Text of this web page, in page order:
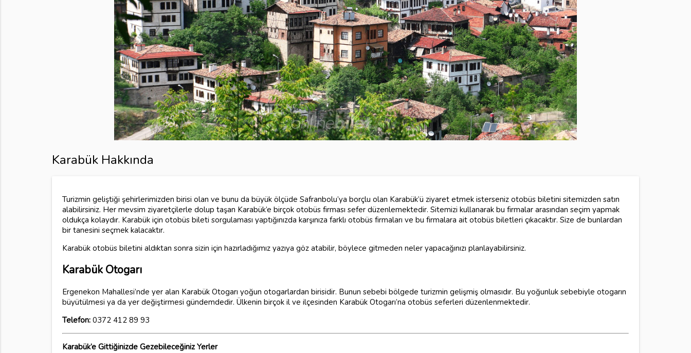
Karabük Hakkında
Turizmin geliştiği şehirlerimizden birisi olan ve bunu da büyük ölçüde Safranbolu’ya borçlu olan Karabük’ü ziyaret etmek isterseniz otobüs biletini sitemizden satın
alabilirsiniz. Her mevsim ziyaretçilerle dolup taşan Karabük’e birçok otobüs firması sefer düzenlemektedir. Sitemizi kullanarak bu firmalar arasından seçim yapmak
oldukça kolaydır. Karabük için otobüs bileti sorgulaması yaptığınızda karşınıza farklı otobüs firmaları ve bu firmalara ait otobüs biletleri çıkacaktır. Size de bunlardan
bir tanesini seçmek kalacaktır.
Karabük otobüs biletini aldıktan sonra sizin için hazırladığımız yazıya göz atabilir, böylece gitmeden neler yapacağınızı planlayabilirsiniz.
Karabük Otogarı
Ergenekon Mahallesi’nde yer alan Karabük Otogarı yoğun otogarlardan birisidir. Bunun sebebi bölgede turizmin gelişmiş olmasıdır. Bu yoğunluk sebebiyle otogarın
büyütülmesi ya da yer değiştirmesi gündemdedir. Ülkenin birçok il ve ilçesinden Karabük Otogarı’na otobüs seferleri düzenlenmektedir.
Telefon:0372 412 89 93
Karabük’e Gittiğinizde Gezebileceğiniz Yerler